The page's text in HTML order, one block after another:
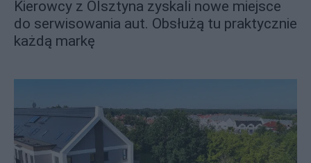
Kierowcy z Olsztyna zyskali nowe miejsce
do serwisowania aut. Obsłużą tu praktycznie
każdą markę